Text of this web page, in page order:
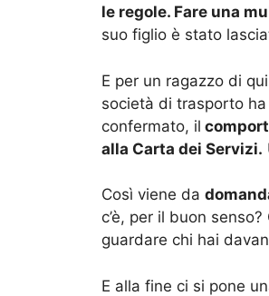
le regole. Fare una
suo figlio è stato
E per un ragazzo di
società di trasporto
confermato, il
alla Carta dei Servizi.
Così viene da
c’è, per il buon
guardare chi hai
E alla fine ci si pone